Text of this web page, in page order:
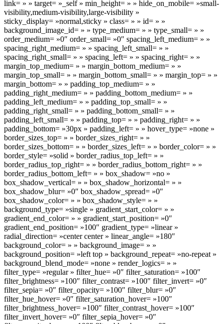
link= » » target= »_self » min_height= » » hide_on_mobile= »small-
visibility,medium-visibility,large-visibility »
sticky_display= »normal,sticky » class= » » id= » »
background_image_id= » » type_medium= » » type_small= » »
order_medium= »0″ order_small= »0″ spacing_left_medium= » »
spacing_right_medium= » » spacing_left_small= » »
spacing_right_small= » » spacing_left= » » spacing_right= » »
margin_top_medium= » » margin_bottom_medium= » »
margin_top_small= » » margin_bottom_small= » » margin_top= » »
margin_bottom= » » padding_top_medium= » »
padding_right_medium= » » padding_bottom_medium= » »
padding_left_medium= » » padding_top_small= » »
padding_right_small= » » padding_bottom_small= » »
padding_left_small= » » padding_top= » » padding_right= » »
padding_bottom= »30px » padding_left= » » hover_type= »none »
border_sizes_top= » » border_sizes_right= » »
border_sizes_bottom= » » border_sizes_left= » » border_color= » »
border_style= »solid » border_radius_top_left= » »
border_radius_top_right= » » border_radius_bottom_right= » »
border_radius_bottom_left= » » box_shadow= »no »
box_shadow_vertical= » » box_shadow_horizontal= » »
box_shadow_blur= »0″ box_shadow_spread= »0″
box_shadow_color= » » box_shadow_style= » »
background_type= »single » gradient_start_color= » »
gradient_end_color= » » gradient_start_position= »0″
gradient_end_position= »100″ gradient_type= »linear »
radial_direction= »center center » linear_angle= »180″
background_color= » » background_image= » »
background_position= »left top » background_repeat= »no-repeat »
background_blend_mode= »none » render_logics= » »
filter_type= »regular » filter_hue= »0″ filter_saturation= »100″
filter_brightness= »100″ filter_contrast= »100″ filter_invert= »0″
filter_sepia= »0″ filter_opacity= »100″ filter_blur= »0″
filter_hue_hover= »0″ filter_saturation_hover= »100″
filter_brightness_hover= »100″ filter_contrast_hover= »100″
filter_invert_hover= »0″ filter_sepia_hover= »0″